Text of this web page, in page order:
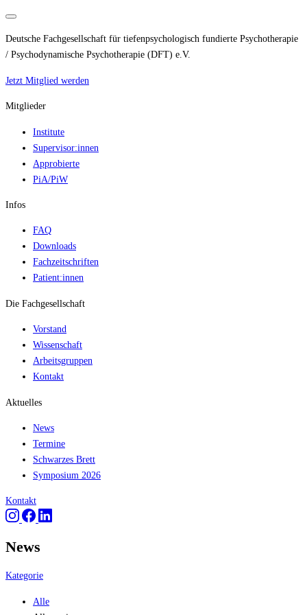
Deutsche Fachgesellschaft für tiefenpsychologisch fundierte Psychotherapie
/ Psychodynamische Psychotherapie (DFT) e.V.
Jetzt Mitglied werden
Mitglieder
Institute
Supervisor:innen
Approbierte
PiA/PiW
Infos
FAQ
Downloads
Fachzeitschriften
Patient:innen
Die Fachgesellschaft
Vorstand
Wissenschaft
Arbeitsgruppen
Kontakt
Aktuelles
News
Termine
Schwarzes Brett
Symposium 2026
Kontakt
News
Kategorie
Alle